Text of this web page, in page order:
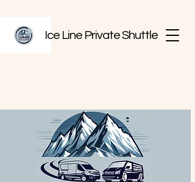
Ice Line Private Shuttle